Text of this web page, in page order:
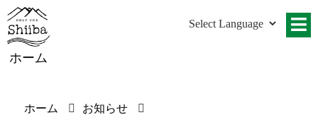
ホーム
ホーム
お知らせ